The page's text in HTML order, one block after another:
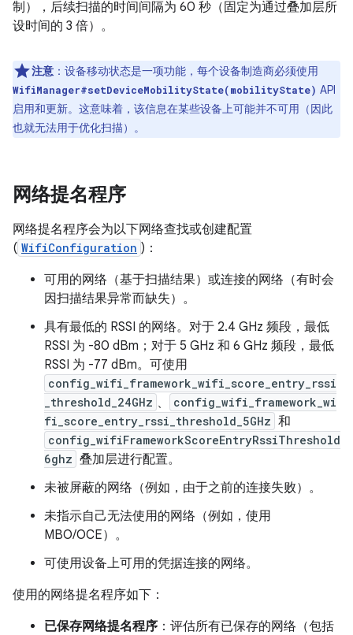
制），后续扫描的时间间隔为 60 秒（固定为通过叠加层所
设时间的 3 倍）。
注意 ：设备移动状态是一项功能，每个设备制造商必须使用
WifiManager#setDeviceMobilityState(mobilityState) API
启用和更新。这意味着，该信息在某些设备上可能并不可用（因此
也就无法用于优化扫描）。
网络提名程序
网络提名程序会为以下网络查找或创建配置
( WifiConfiguration )：
可用的网络（基于扫描结果）或连接的网络（有时会
因扫描结果异常而缺失）。
具有最低的 RSSI 的网络。对于 2.4 GHz 频段，最低
RSSI 为 -80 dBm；对于 5 GHz 和 6 GHz 频段，最低
RSSI 为 -77 dBm。可使用
config_wifi_framework_wifi_score_entry_rssi
_threshold_24GHz 、
config_wifi_framework_wi
fi_score_entry_rssi_threshold_5GHz 和
config_wifiFrameworkScoreEntryRssiThreshold
6ghz 叠加层进行配置。
未被屏蔽的网络（例如，由于之前的连接失败）。
未指示自己无法使用的网络（例如，使用
MBO/OCE）。
可使用设备上可用的凭据连接的网络。
使用的网络提名程序如下：
已保存网络提名程序 ：评估所有已保存的网络（包括